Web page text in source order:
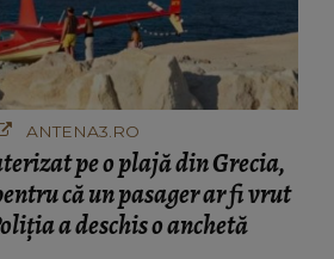
ANTENA3.RO
pe o plajă din Grecia,
că un pasager ar fi vrut
a deschis o anchetă